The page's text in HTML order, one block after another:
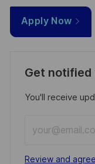
Apply Now
Get notified
You'll receive
Email
address
Required
Review and